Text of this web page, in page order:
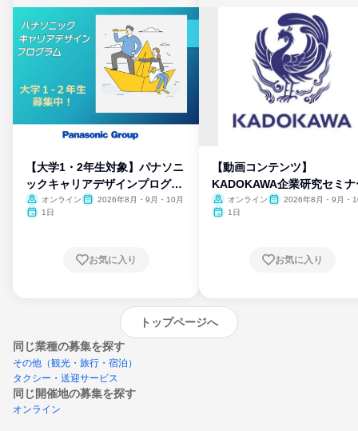
【大学1・2年生対象】パナソニ
ックキャリアデザインプログラ
ム
オンライン
2026年8月・9月・10月
1日
お気に入り
【動画コンテンツ】
KADOKAWA企業研究セミナ
オンライン
2026年8月・9月・
1日
お気に入り
トップページへ
同じ業種の募集を探す
その他（観光・旅行・宿泊）
タクシー・送迎サービス
同じ開催地の募集を探す
オンライン